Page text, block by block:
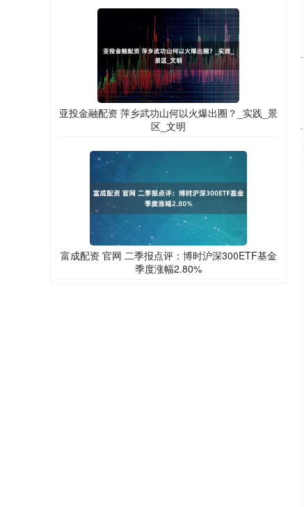
亚投金融配资 萍乡武功山何以火爆出圈？_实践_景
区_文明
富成配资 官网 二季报点评：博时沪深300ETF基金
季度涨幅2.80%